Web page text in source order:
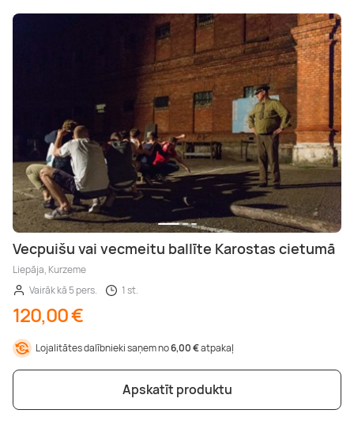
Vecpuišu vai vecmeitu ballīte Karostas cietumā
Liepāja, Kurzeme
Vairāk kā 5 pers.
1 st.
120,00 €
Lojalitātes dalībnieki saņem no6,00 €atpakaļ
Apskatīt produktu